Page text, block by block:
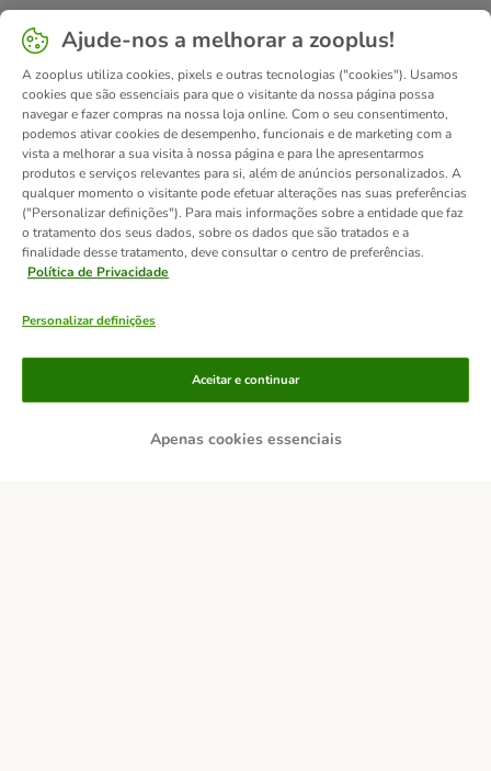
Ajude-nos a melhorar a zooplus!
A zooplus utiliza cookies, pixels e outras tecnologias ("cookies"). Usamos
cookies que são essenciais para que o visitante da nossa página possa
navegar e fazer compras na nossa loja online. Com o seu consentimento,
podemos ativar cookies de desempenho, funcionais e de marketing com a
vista a melhorar a sua visita à nossa página e para lhe apresentarmos
produtos e serviços relevantes para si, além de anúncios personalizados. A
qualquer momento o visitante pode efetuar alterações nas suas preferências
("Personalizar definições"). Para mais informações sobre a entidade que faz
o tratamento dos seus dados, sobre os dados que são tratados e a
finalidade desse tratamento, deve consultar o centro de preferências.
Política de Privacidade
Personalizar definições
Apenas cookies essenciais
Aceitar e continuar